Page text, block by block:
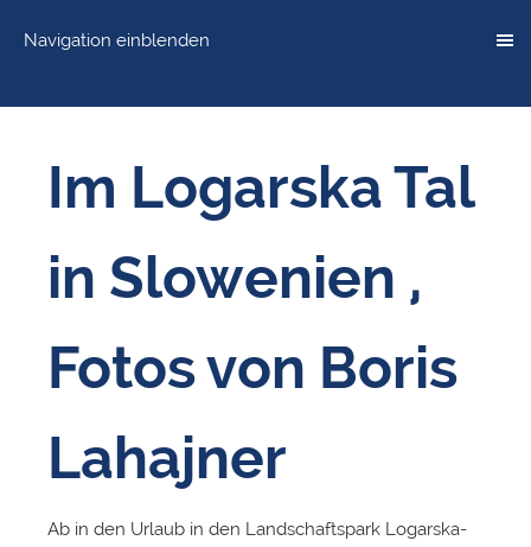
Navigation einblenden
Im Logarska Tal
in Slowenien ,
Fotos von Boris
Lahajner
Ab in den Urlaub in den Landschaftspark Logarska-